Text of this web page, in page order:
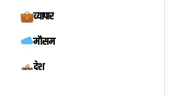
व्यापार
मौसम
देश